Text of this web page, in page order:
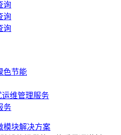
询
询
询
色节能
维管理服务
务
模块解决方案